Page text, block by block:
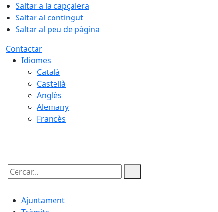
Saltar a la capçalera
Saltar al contingut
Saltar al peu de pàgina
Contactar
Idiomes
Català
Castellà
Anglès
Alemany
Francès
Cercar:
Ajuntament